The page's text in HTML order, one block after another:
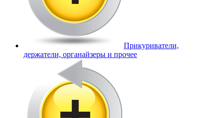
Прикуриватели,
держатели, органайзеры и прочее